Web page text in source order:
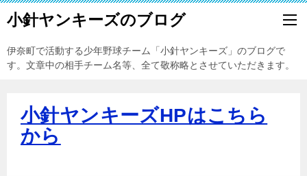
小針ヤンキーズのブログ
伊奈町で活動する少年野球チーム「小針ヤンキーズ」のブログで
す。文章中の相手チーム名等、全て敬称略とさせていただきます。
小針ヤンキーズHPはこちら
から